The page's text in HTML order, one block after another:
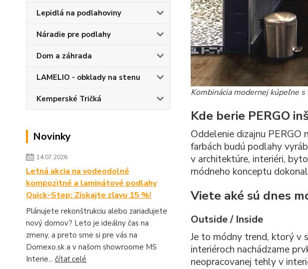
Lepidlá na podlahoviny
Náradie pre podlahy
Dom a záhrada
LAMELIO - obklady na stenu
Kemperské Tričká
Novinky
14.07.2026
Letná akcia na vodeodolné
kompozitné a laminátové podlahy
Quick-Step: Získajte zľavu 15 %!
Plánujete rekonštrukciu alebo zariaďujete
nový domov? Leto je ideálny čas na
zmeny, a preto sme si pre vás na
Domexo.sk a v našom showroome MS
Interie... čítať celé
Kombinácia modernej kúpeľne
Kde berie PERGO
Oddelenie dizajnu
farbách budú podlahy
v architektúre, interiéri,
módneho konceptu
Viete aké sú dnes
Outside / Inside
Je to módny trend, ktorý v
interiéroch nachádzame
neopracovanej tehly v